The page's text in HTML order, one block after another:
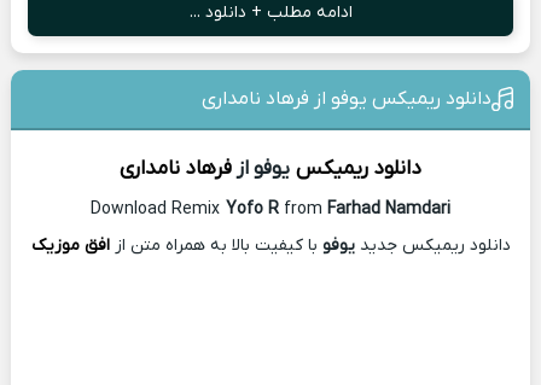
ادامه مطلب + دانلود ...
دانلود ریمیکس یوفو از فرهاد نامداری
دانلود ریمیکس یوفو ازفرهاد نامداری
Download Remix Yofo R from Farhad Namdari
دانلود ریمیکس جدیدیوفو با کیفیت بالا به همراه متن ازافق موزیک